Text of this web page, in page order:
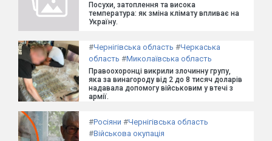
Посухи, затоплення та висока
температура: як зміна клімату впливає на
Україну.
#Чернігівська область #Черкаська
область #Миколаївська область
Правоохоронці викрили злочинну групу,
яка за винагороду від 2 до 8 тисяч доларів
надавала допомогу військовим у втечі з
армії.
#Росіяни #Чернігівська область
#Військова окупація